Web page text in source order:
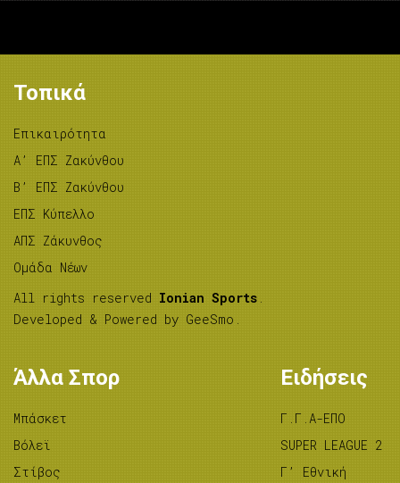
Τοπικά
Επικαιρότητα
A’ ΕΠΣ Ζακύνθου
B’ ΕΠΣ Ζακύνθου
ΕΠΣ Κύπελλο
ΑΠΣ Ζάκυνθος
Ομάδα Νέων
All rights reserved Ionian Sports
Developed & Powered by GeeSmo
Άλλα Σπορ
Μπάσκετ
Βόλεϊ
Στίβος
Ειδήσεις
Γ.Γ.Α-ΕΠΟ
SUPER LEAGUE 2
Γ’ Εθνική